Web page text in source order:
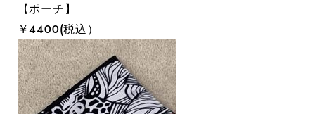
【ポーチ】
￥４４００(税込）